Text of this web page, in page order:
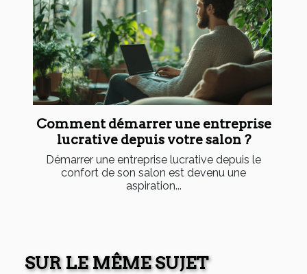
Comment démarrer une entreprise
lucrative depuis votre salon ?
Démarrer une entreprise lucrative depuis le
confort de son salon est devenu une
aspiration...
SUR LE MÊME SUJET